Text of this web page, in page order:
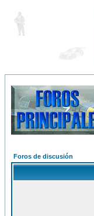
Foros de discusión